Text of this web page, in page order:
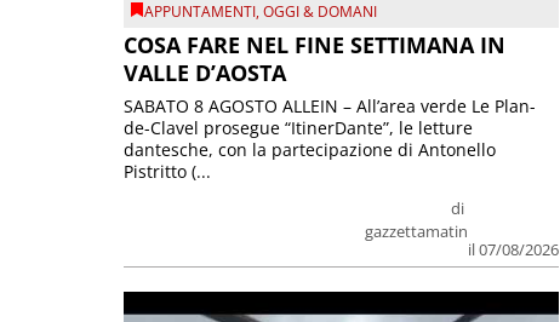
APPUNTAMENTI,OGGI & DOMANI
COSA FARE NEL FINE SETTIMANA IN
VALLE D’AOSTA
di
gazzettamatin
il 07/08/2026
SABATO 8 AGOSTO ALLEIN – All’area verde Le Plan-
de-Clavel prosegue “ItinerDante”, le letture
dantesche, con la partecipazione di Antonello
Pistritto (...